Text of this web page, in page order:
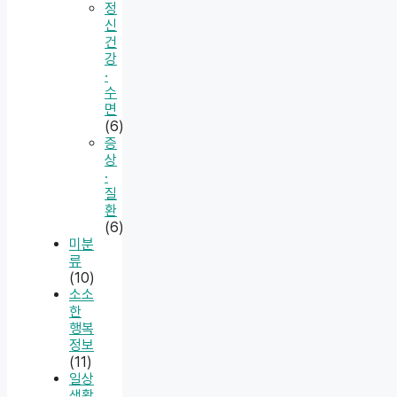
정
신
건
강
·
수
면
(6)
증
상
·
질
환
(6)
미분
류
(10)
소소
한
행복
정보
(11)
일상